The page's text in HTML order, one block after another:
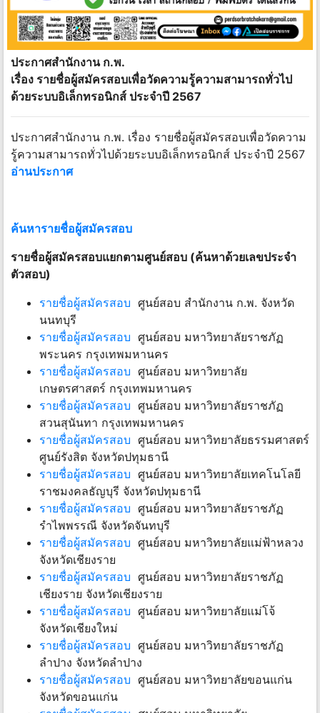
ประกาศสำนักงาน ก.พ.
เรื่อง รายชื่อผู้สมัครสอบเพื่อวัดความรู้ความสามารถทั่วไป
ด้วยระบบอิเล็กทรอนิกส์ ประจำปี 2567
ประกาศสำนักงาน ก.พ. เรื่อง รายชื่อผู้สมัครสอบเพื่อวัดความ
รู้ความสามารถทั่วไปด้วยระบบอิเล็กทรอนิกส์ ประจำปี 2567
อ่านประกาศ
ค้นหารายชื่อผู้สมัครสอบ
รายชื่อผู้สมัครสอบแยกตามศูนย์สอบ (ค้นหาด้วยเลขประจำ
ตัวสอบ)
รายชื่อผู้สมัครสอบ ศูนย์สอบ สำนักงาน ก.พ. จังหวัด
นนทบุรี
รายชื่อผู้สมัครสอบ ศูนย์สอบ มหาวิทยาลัยราชภัฏ
พระนคร กรุงเทพมหานคร
รายชื่อผู้สมัครสอบ ศูนย์สอบ มหาวิทยาลัย
เกษตรศาสตร์ กรุงเทพมหานคร
รายชื่อผู้สมัครสอบ ศูนย์สอบ มหาวิทยาลัยราชภัฏ
สวนสุนันทา กรุงเทพมหานคร
รายชื่อผู้สมัครสอบ ศูนย์สอบ มหาวิทยาลัยธรรมศาสตร์
ศูนย์รังสิต จังหวัดปทุมธานี
รายชื่อผู้สมัครสอบ ศูนย์สอบ มหาวิทยาลัยเทคโนโลยี
ราชมงคลธัญบุรี จังหวัดปทุมธานี
รายชื่อผู้สมัครสอบ ศูนย์สอบ มหาวิทยาลัยราชภัฏ
รำไพพรรณี จังหวัดจันทบุรี
รายชื่อผู้สมัครสอบ ศูนย์สอบ มหาวิทยาลัยแม่ฟ้าหลวง
จังหวัดเชียงราย
รายชื่อผู้สมัครสอบ ศูนย์สอบ มหาวิทยาลัยราชภัฏ
เชียงราย จังหวัดเชียงราย
รายชื่อผู้สมัครสอบ ศูนย์สอบ มหาวิทยาลัยแม่โจ้
จังหวัดเชียงใหม่
รายชื่อผู้สมัครสอบ ศูนย์สอบ มหาวิทยาลัยราชภัฏ
ลำปาง จังหวัดลำปาง
รายชื่อผู้สมัครสอบ ศูนย์สอบ มหาวิทยาลัยขอนแก่น
จังหวัดขอนแก่น